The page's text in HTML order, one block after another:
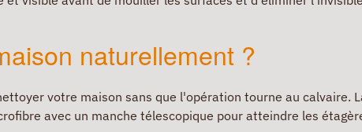
naturellement ?
votre maison sans que l'opération tourne au calvaire.
avec un manche télescopique pour atteindre les